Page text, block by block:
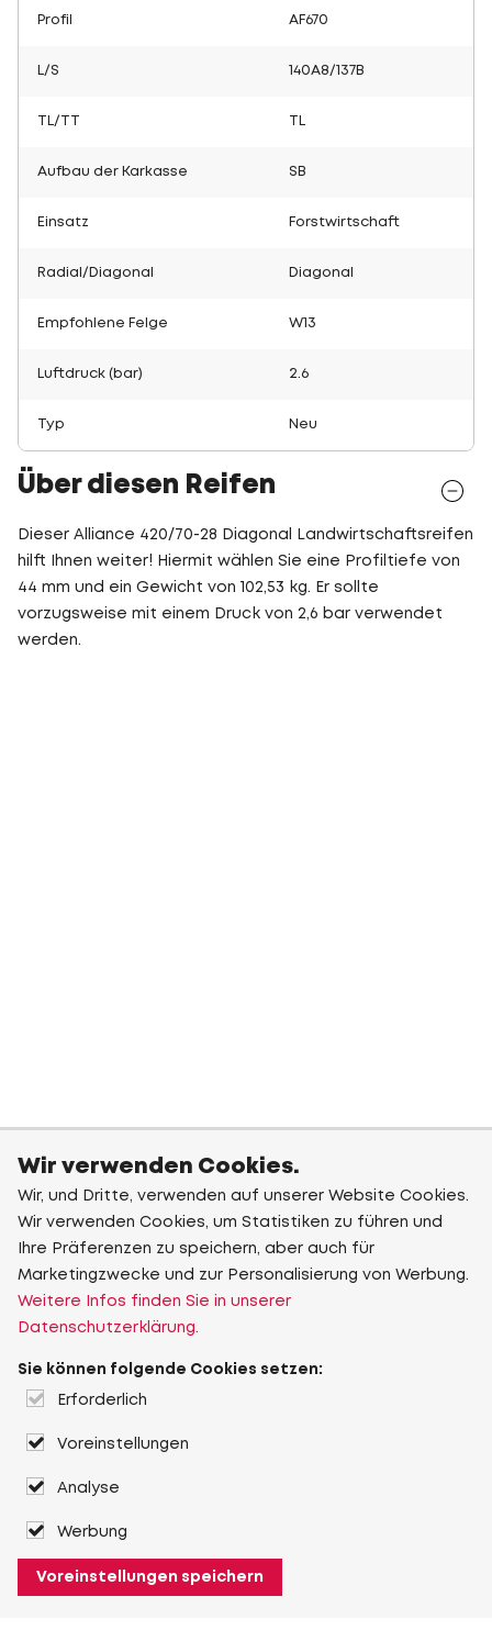
Profil AF670
L/S 140A8/137B
TL/TT
Aufbau der Karkasse SB
Einsatz Forstwirtschaft
Radial/Diagonal Diagonal
Empfohlene Felge W13
Luftdruck (bar) 2.6
Typ Neu
Über diesen Reifen
Dieser Alliance 420/70-28 Diagonal Landwirtschaftsreifen
hilft Ihnen weiter! Hiermit wählen Sie eine Profiltiefe von
44 mm und ein Gewicht von 102,53 kg. Er sollte
vorzugsweise mit einem Druck von 2,6 bar verwendet
werden.
Wir verwenden Cookies.
Wir, und Dritte, verwenden auf unserer Website Cookies.
Wir verwenden Cookies, um Statistiken zu führen und
Ihre Präferenzen zu speichern, aber auch für
Marketingzwecke und zur Personalisierung von Werbung.
Weitere Infos finden Sie in unserer
Datenschutzerklärung.
Sie können folgende Cookies setzen:
Erforderlich
Voreinstellungen
Analyse
Werbung
Voreinstellungen speichern